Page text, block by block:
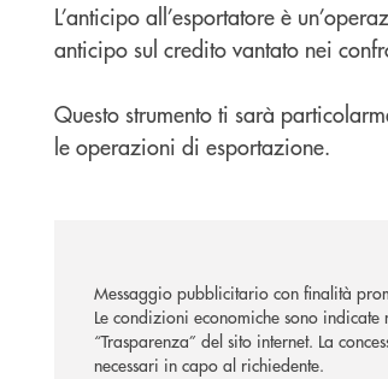
L’anticipo all’esportatore è
anticipo sul credito vantato nei
Questo strumento ti sarà
le operazioni di esportazione.
Messaggio pubblicitario con finalità
Le condizioni economiche sono
“Trasparenza” del sito internet. La
necessari in capo al richiedente.